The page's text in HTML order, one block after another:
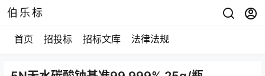
伯乐标
首页 招投标 招标文库 法律法规